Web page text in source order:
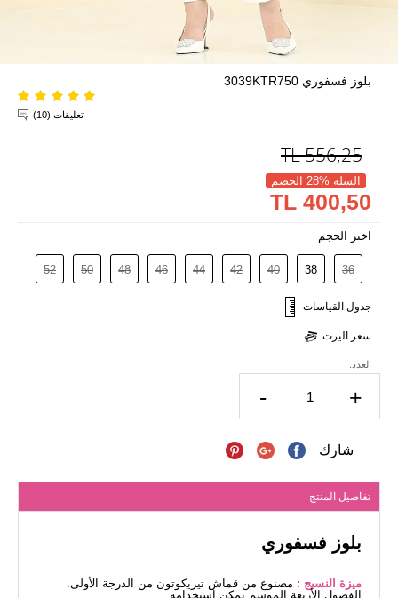
بلوز فسفوري 3039KTR750
تعليقات (10)
556,25
TL
السلة %28 الخصم
400,50 TL
اختر الحجم
36
38
40
42
44
46
48
50
52
جدول القياسات
سعر اليرت
العدد:
- +
شارك
تفاصيل المنتج
بلوز فسفوري
ميزة النسيج : مصنوع من قماش تيريكوتون من الدرجة الأولى.
الفصول الأربعة الموسم يمكن استخدامه.